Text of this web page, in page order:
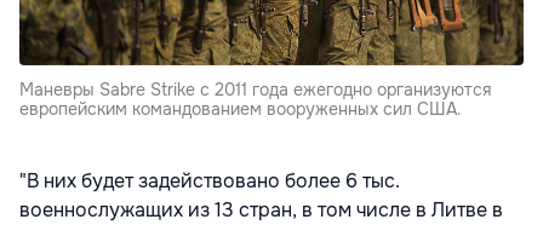
Маневры Sabre Strike с 2011 года ежегодно организуются
европейским командованием вооруженных сил США.
"В них будет задействовано более 6 тыс.
военнослужащих из 13 стран, в том числе в Литве в